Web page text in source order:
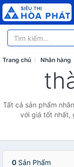
Trang chủ Nhãn hàng
Tất cả sản phẩm
với giá tốt nhất,
0 Sản Phẩm